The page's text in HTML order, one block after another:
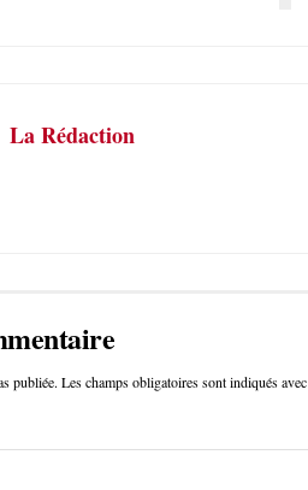
La Rédaction
publiée. Les champs obligatoires sont indiqués avec